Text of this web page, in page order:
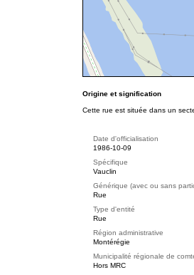
Origine et signification
Cette rue est située dans un
Date d'officialisation
1986-10-09
Spécifique
Vauclin
Générique (avec ou sans
Rue
Type d'entité
Rue
Région administrative
Montérégie
Municipalité régionale de
Hors MRC